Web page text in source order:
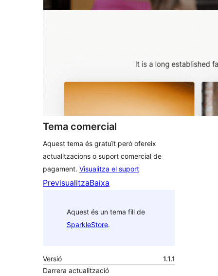
Tema comercial
Aquest tema és gratuït però ofereix
actualitzacions o suport comercial de
pagament. Visualitza el suport
PrevisualitzaBaixa
Aquest és un tema fill de
SparkleStore.
Versió
1.1.1
Darrera actualització